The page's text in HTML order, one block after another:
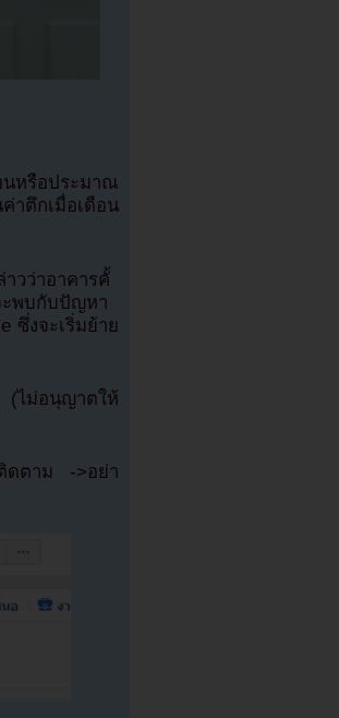
นหรือประมาณ
าตึกเมื่อเดือน
วว่าอาคารคั้
ะพบกับปัญหา
ซึ่งจะเริ่มย้าย
(ไม่อนุญาตให้
ติดตาม ->อย่า